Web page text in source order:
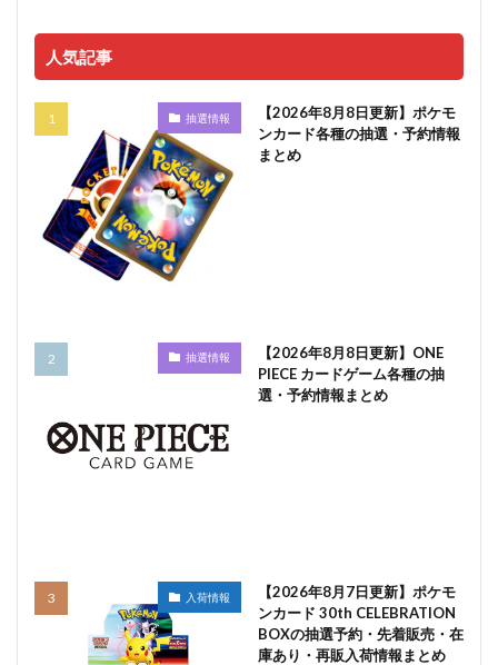
人気記事
抽選情報
【2026年8月8日更新】ポケモ
ンカード各種の抽選・予約情報
まとめ
抽選情報
【2026年8月8日更新】ONE
PIECE カードゲーム各種の抽
選・予約情報まとめ
入荷情報
【2026年8月7日更新】ポケモ
ンカード 30th CELEBRATION
BOXの抽選予約・先着販売・在
庫あり・再販入荷情報まとめ